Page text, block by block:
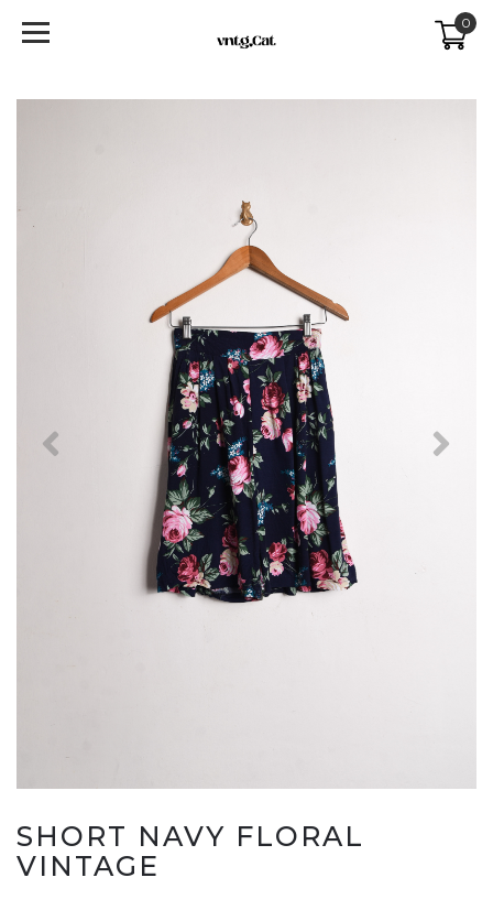
0
Previous Next
SHORT NAVY FLORAL
VINTAGE